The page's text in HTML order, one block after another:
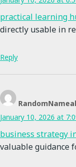
practical learning
directly usable in
Reply
January 10, 2026 at
business strategy
valuable guidance